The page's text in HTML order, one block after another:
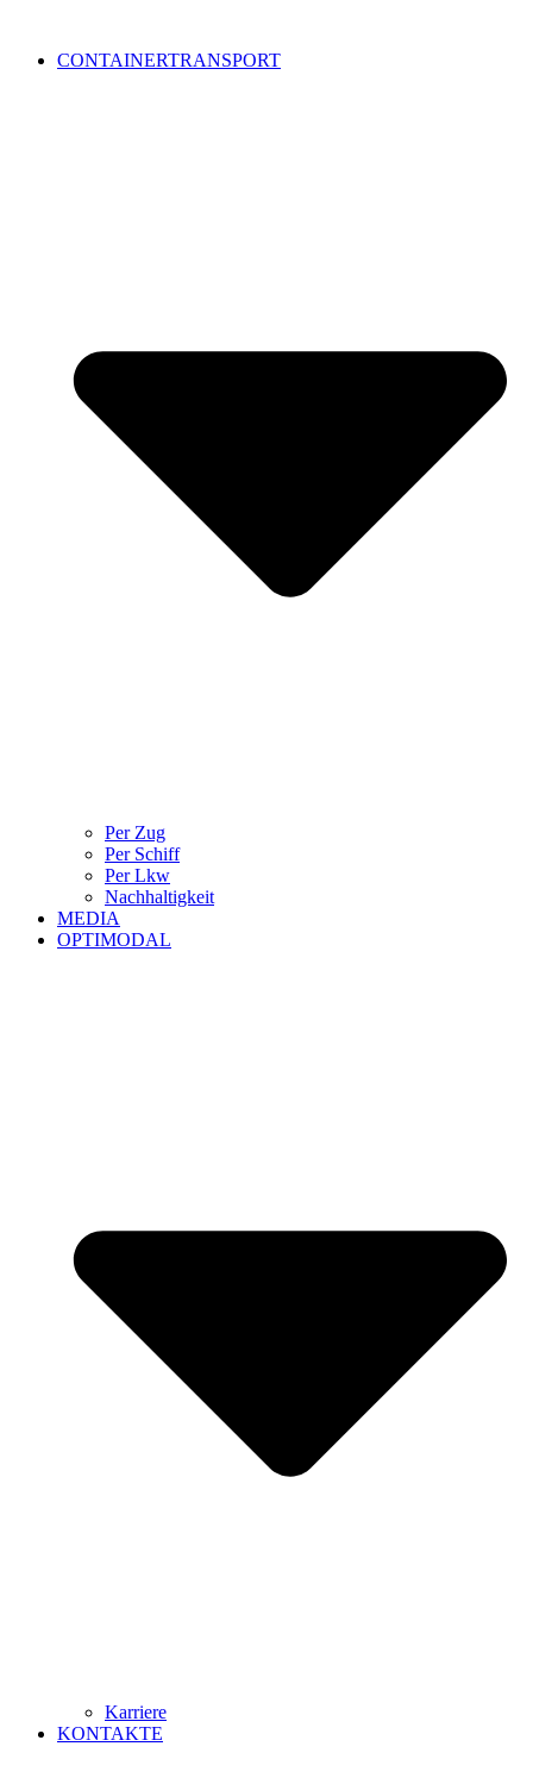
CONTAINERTRANSPORT
Per Zug
Per Schiff
Per Lkw
Nachhaltigkeit
MEDIA
OPTIMODAL
Karriere
KONTAKTE